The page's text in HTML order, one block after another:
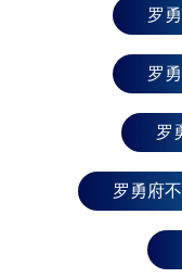
罗
罗
罗
罗勇府